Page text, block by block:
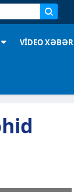
VİDEO XƏBƏR